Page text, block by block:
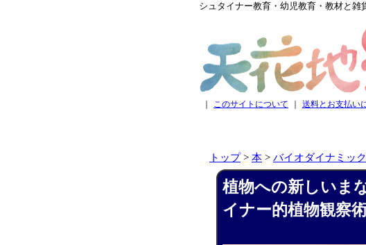
シュタイナー教育・幼児教育・教材と雑
このサイトについて 送料とお支払い
トップ> 本 > バイオダイナミック
植物への新しいま
イナー的植物観察